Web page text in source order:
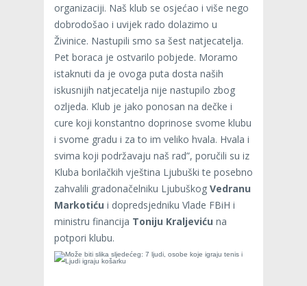
organizaciji. Naš klub se osjećao i više nego
dobrodošao i uvijek rado dolazimo u
Živinice. Nastupili smo sa šest natjecatelja.
Pet boraca je ostvarilo pobjede. Moramo
istaknuti da je ovoga puta dosta naših
iskusnijih natjecatelja nije nastupilo zbog
ozljeda. Klub je jako ponosan na dečke i
cure koji konstantno doprinose svome klubu
i svome gradu i za to im veliko hvala. Hvala i
svima koji podržavaju naš rad”, poručili su iz
Kluba borilačkih vještina Ljubuški te posebno
zahvalili gradonačelniku Ljubuškog Vedranu
Markotiću i dopredsjedniku Vlade FBiH i
ministru financija Toniju Kraljeviću na
potpori klubu.